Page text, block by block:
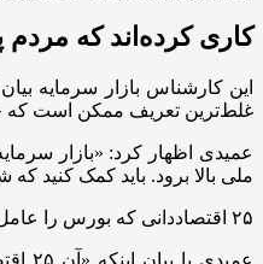
کاری کرده‌اند که مردم
این کارشناس بازار سرمایه
غلط‌ترین تعریف ممکن است که
ملی بالا برود. باید کمک کنید
۲۵ اقتصاددانی که بورس را عامل تورم معرفی کردند، شده‌اند مشاوران اقتصادی بعضی از همین کاندیداها!